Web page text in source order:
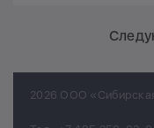
2026 ООО